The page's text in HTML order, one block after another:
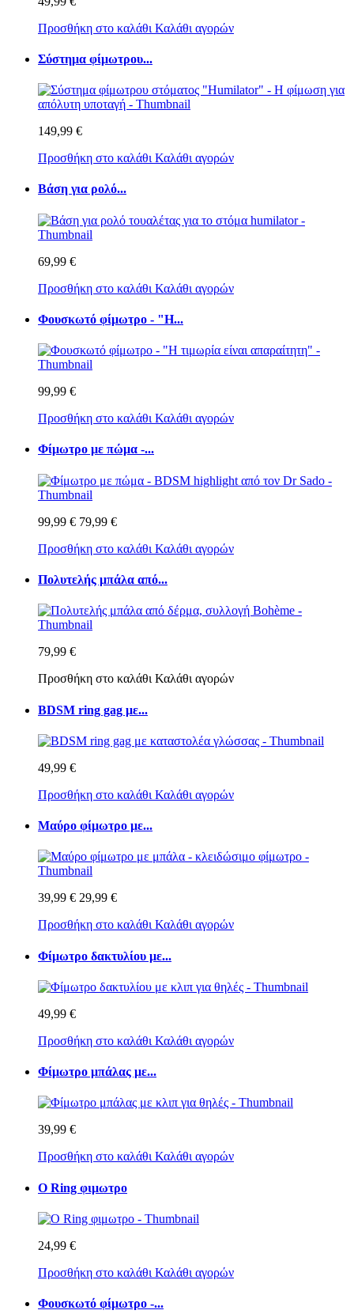
Προσθήκη στο καλάθι Καλάθι αγορών
Σύστημα φίμωτρου...
149,99 €
Προσθήκη στο καλάθι Καλάθι αγορών
Βάση για ρολό...
69,99 €
Προσθήκη στο καλάθι Καλάθι αγορών
Φουσκωτό φίμωτρο - "Η...
99,99 €
Προσθήκη στο καλάθι Καλάθι αγορών
Φίμωτρο με πώμα -...
99,99 € 79,99 €
Προσθήκη στο καλάθι Καλάθι αγορών
Πολυτελής μπάλα από...
79,99 €
Προσθήκη στο καλάθι Καλάθι αγορών
BDSM ring gag με...
49,99 €
Προσθήκη στο καλάθι Καλάθι αγορών
Μαύρο φίμωτρο με...
39,99 € 29,99 €
Προσθήκη στο καλάθι Καλάθι αγορών
Φίμωτρο δακτυλίου με...
49,99 €
Προσθήκη στο καλάθι Καλάθι αγορών
Φίμωτρο μπάλας με...
39,99 €
Προσθήκη στο καλάθι Καλάθι αγορών
O Ring φιμωτρο
24,99 €
Προσθήκη στο καλάθι Καλάθι αγορών
Φουσκωτό φίμωτρο -...